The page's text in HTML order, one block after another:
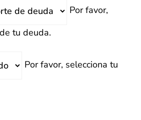
Por favor,
tu deuda.
Por favor, selecciona tu